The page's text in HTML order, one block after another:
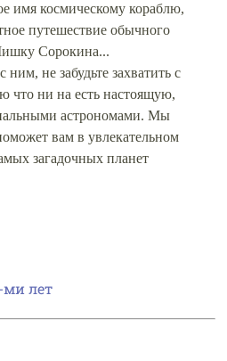
имя космическому кораблю,
путешествие обычного
Сорокина...
не забудьте захватить с
что ни на есть настоящую,
астрономами. Мы
вам в увлекательном
загадочных планет
ми лет